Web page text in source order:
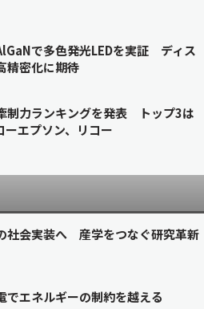
で多色発光LEDを実証 ディス
精密化に期待
制力ランキングを発表 トップ3は
ーエプソン、リコー
社会実装へ 産学をつなぐ研究革新
でエネルギーの制約を越える